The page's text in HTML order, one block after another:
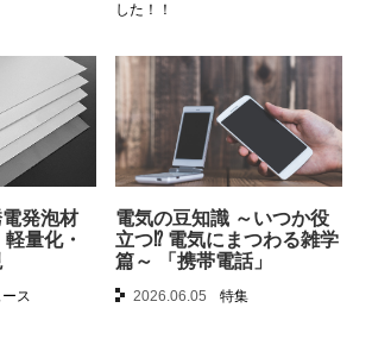
した！！
発泡材
量化・
ス
電気の豆知識 ～いつか役
立つ⁉︎ 電気にまつわる雑学
篇～ 「携帯電話」
2026.06.05 特集